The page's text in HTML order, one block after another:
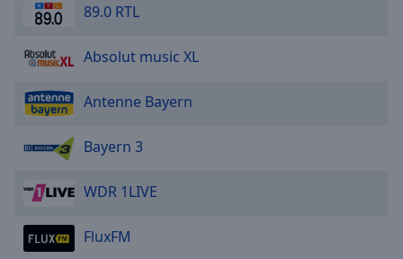
dialog
window.
89.0 RTL
Absolut music XL
Antenne Bayern
Bayern 3
WDR 1LIVE
FluxFM